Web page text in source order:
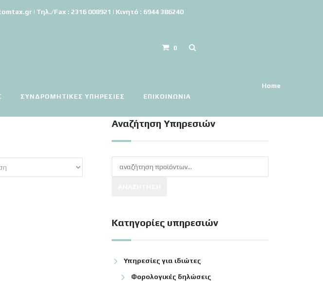
| Τηλ./Fax : 2316 008921 | Κινητό : 6944 386240
0
ΣΥΝΔΡΟΜΗΤΙΚΕΣ ΥΠΗΡΕΣΙΕΣ ΕΠΙΚΟΙΝΩΝΊΑ
Home
Αναζήτηση Υπηρεσιών
Κατηγορίες υπηρεσιών
Υπηρεσίες για ιδιώτες
Φορολογικές δηλώσεις